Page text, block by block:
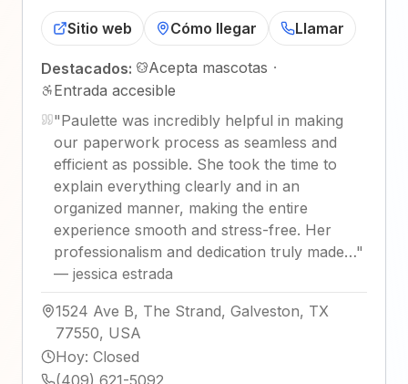
Sitio web Cómo llegar Llamar
Destacados: Acepta mascotas ·
Entrada accesible
"Paulette was incredibly helpful in making
our paperwork process as seamless and
efficient as possible. She took the time to
explain everything clearly and in an
organized manner, making the entire
experience smooth and stress-free. Her
professionalism and dedication truly made…"
— jessica estrada
1524 Ave B, The Strand, Galveston, TX
77550, USA
Hoy: Closed